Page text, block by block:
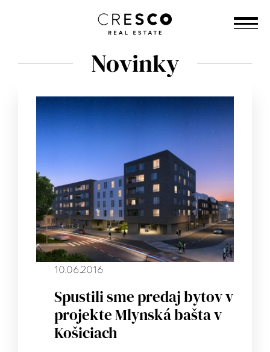
Novinky
10.06.2016
Spustili sme predaj bytov v
projekte Mlynská bašta v
Košiciach